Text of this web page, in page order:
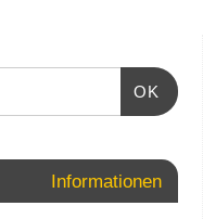
OK
Informationen